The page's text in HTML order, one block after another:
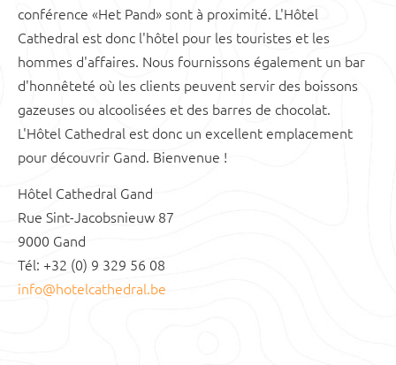
conférence «Het Pand» sont à proximité. L'Hôtel
Cathedral est donc l'hôtel pour les touristes et les
hommes d'affaires. Nous fournissons également un bar
d'honnêteté où les clients peuvent servir des boissons
gazeuses ou alcoolisées et des barres de chocolat.
L'Hôtel Cathedral est donc un excellent emplacement
pour découvrir Gand. Bienvenue !
Hôtel Cathedral Gand
Rue Sint-Jacobsnieuw 87
9000 Gand
Tél: +32 (0) 9 329 56 08
info@hotelcathedral.be